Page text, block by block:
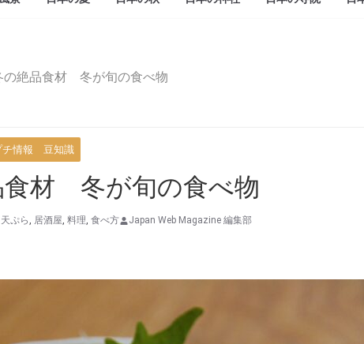
絶品食材 冬が旬の食べ物
チ情報 豆知識
材 冬が旬の食べ物
天ぷら, 居酒屋, 料理, 食べ方 Japan Web Magazine 編集部